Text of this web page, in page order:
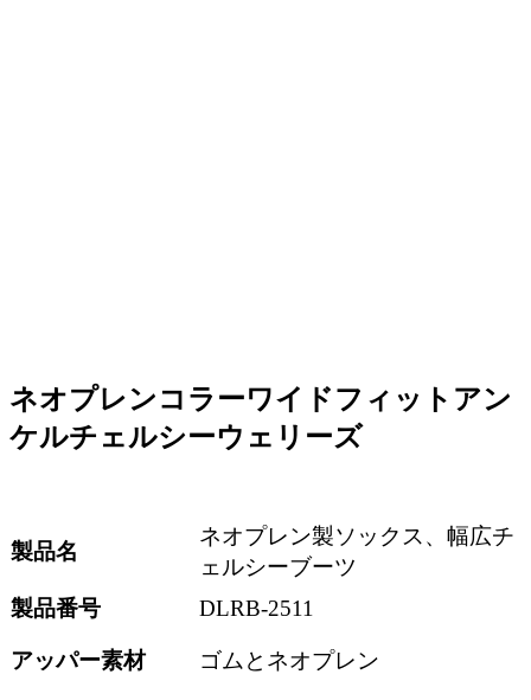
ネオプレンコラーワイドフィットアン
ケルチェルシーウェリーズ
製品名
ネオプレン製ソックス、幅広チ
ェルシーブーツ
製品番号
DLRB-2511
アッパー素材 ゴムとネオプレン